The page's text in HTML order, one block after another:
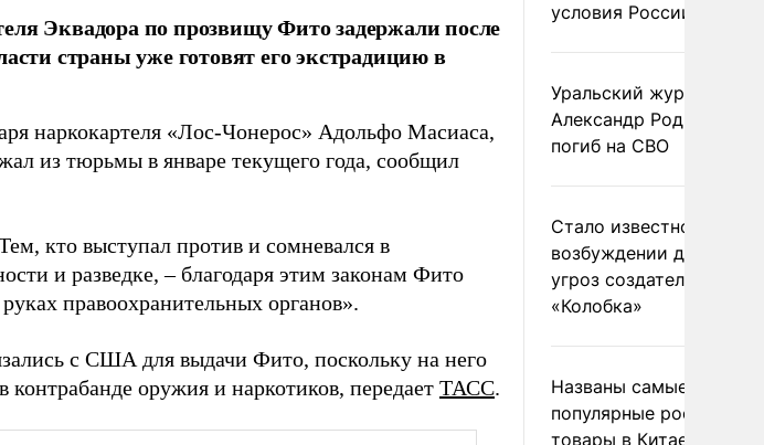
Эквадора по прозвищу Фито задержали после
страны уже готовят его экстрадицию в
наркокартеля «Лос-Чонерос» Адольфо Масиаса,
из тюрьмы в январе текущего года, сообщил
кто выступал против и сомневался в
и разведке, – благодаря этим законам Фито
правоохранительных органов».
с США для выдачи Фито, поскольку на него
контрабанде оружия и наркотиков, передает ТАСС.
условия России
Уральский журналист
Александр Родионов
погиб на СВО
Стало известно о
возбуждении дела из-
угроз создателям
«Колобка»
Названы самые
популярные российские
товары в Китае